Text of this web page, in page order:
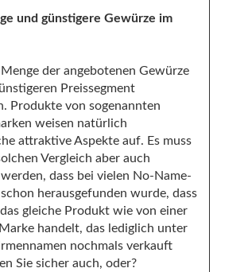
und günstigere Gewürze im
Menge der angebotenen Gewürze
Preissegment
Produkte von sogenannten
weisen natürlich
attraktive Aspekte auf. Es muss
Vergleich aber auch
dass bei vielen No-Name-
herausgefunden wurde, dass
gleiche Produkt wie von einer
handelt, das lediglich unter
nochmals verkauft
Sie sicher auch, oder?